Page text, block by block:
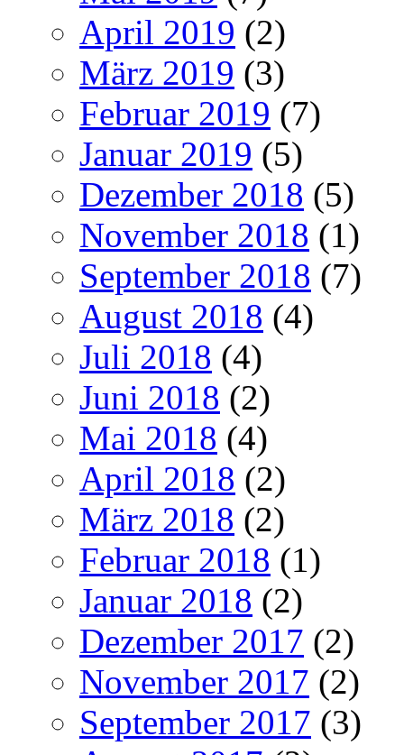
April 2019 (2)
März 2019 (3)
Februar 2019 (7)
Januar 2019 (5)
Dezember 2018 (5)
November 2018 (1)
September 2018 (7)
August 2018 (4)
Juli 2018 (4)
Juni 2018 (2)
Mai 2018 (4)
April 2018 (2)
März 2018 (2)
Februar 2018 (1)
Januar 2018 (2)
Dezember 2017 (2)
November 2017 (2)
September 2017 (3)